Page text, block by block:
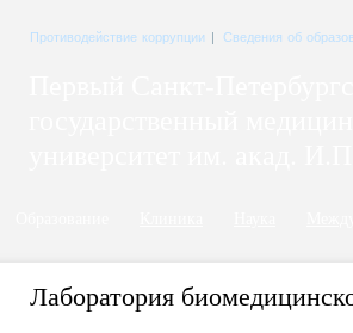
Противодействие коррупции | Сведения об
Лаборатория